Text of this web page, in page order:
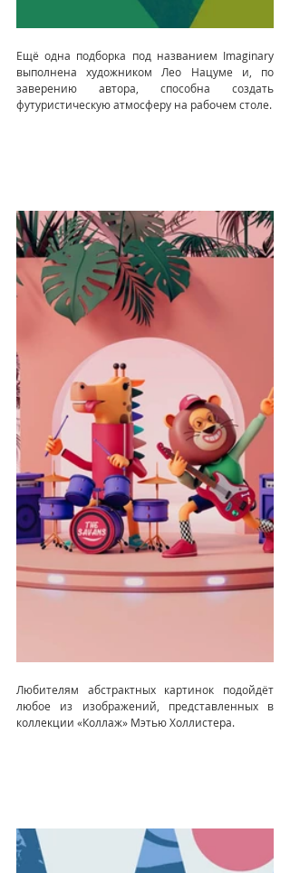
Ещё одна подборка под названием Imaginary
выполнена художником Лео Нацуме и, по
заверению автора, способна создать
футуристическую атмосферу на рабочем столе.
Любителям абстрактных картинок подойдёт
любое из изображений, представленных в
коллекции «Коллаж» Мэтью Холлистера.